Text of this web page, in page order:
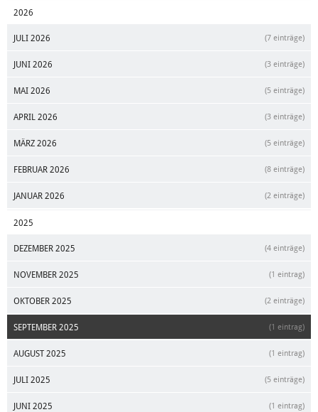
2026
JULI 2026 (7 einträge)
JUNI 2026 (3 einträge)
MAI 2026 (5 einträge)
APRIL 2026 (3 einträge)
MÄRZ 2026 (5 einträge)
FEBRUAR 2026 (8 einträge)
JANUAR 2026 (2 einträge)
2025
DEZEMBER 2025 (4 einträge)
NOVEMBER 2025 (1 eintrag)
OKTOBER 2025 (2 einträge)
SEPTEMBER 2025 (1 eintrag)
AUGUST 2025 (1 eintrag)
JULI 2025 (5 einträge)
JUNI 2025 (1 eintrag)